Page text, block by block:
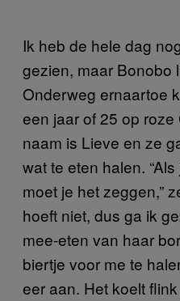
Ik heb de hele dag
gezien, maar Bonobo
Onderweg ernaartoe
een jaar of 25 op
naam is Lieve en ze
wat te eten halen.
moet je het zeggen,”
hoeft niet, dus ga ik
mee-eten van haar
biertje voor me te
eer aan. Het koelt